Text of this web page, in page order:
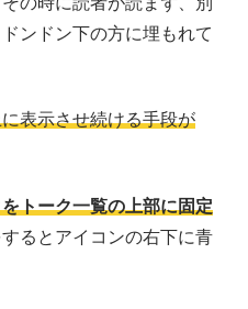
ンドン下の方に埋もれて
表示させ続ける手段が
トーク一覧の上部に固定
るとアイコンの右下に青